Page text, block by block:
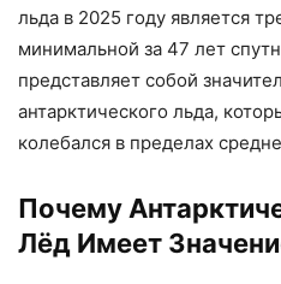
льда в 2025 году является
минимальной за 47 лет
представляет собой
антарктического льда,
колебался в пределах
Почему
Лёд Имеет